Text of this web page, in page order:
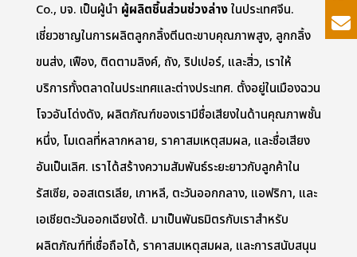
Co., บจ. เป็นผู้นำ ผู้ผลิตชิ้นส่วนช่วงล่างในประเทศจีน.
เชี่ยวชาญในการผลิตลูกกลิ้งตีนตะขาบคุณภาพสูง, ลูกกลิ้ง
ขนส่ง, เฟือง, ติดตามลิงค์, ถัง, ริปเปอร์, และสิ่ว, เราให้
บริการทั้งตลาดในประเทศและต่างประเทศ. ตั้งอยู่ในเมืองฉวน
โจวอันโด่งดัง, ผลิตภัณฑ์ของเรามีชื่อเสียงในด้านคุณภาพชั้น
หนึ่ง, โมเดลที่หลากหลาย, ราคาสมเหตุสมผล, และชื่อเสียง
อันเป็นเลิศ. เราได้สร้างความสัมพันธ์ระยะยาวกับลูกค้าใน
รัสเซีย, ออสเตรเลีย, เกาหลี, ตะวันออกกลาง, แอฟริกา, และ
เอเชียตะวันออกเฉียงใต้. มาเป็นพันธมิตรกับเราสำหรับ
ผลิตภัณฑ์ที่เชื่อถือได้, ราคาสมเหตุสมผล, และการสนับสนุน